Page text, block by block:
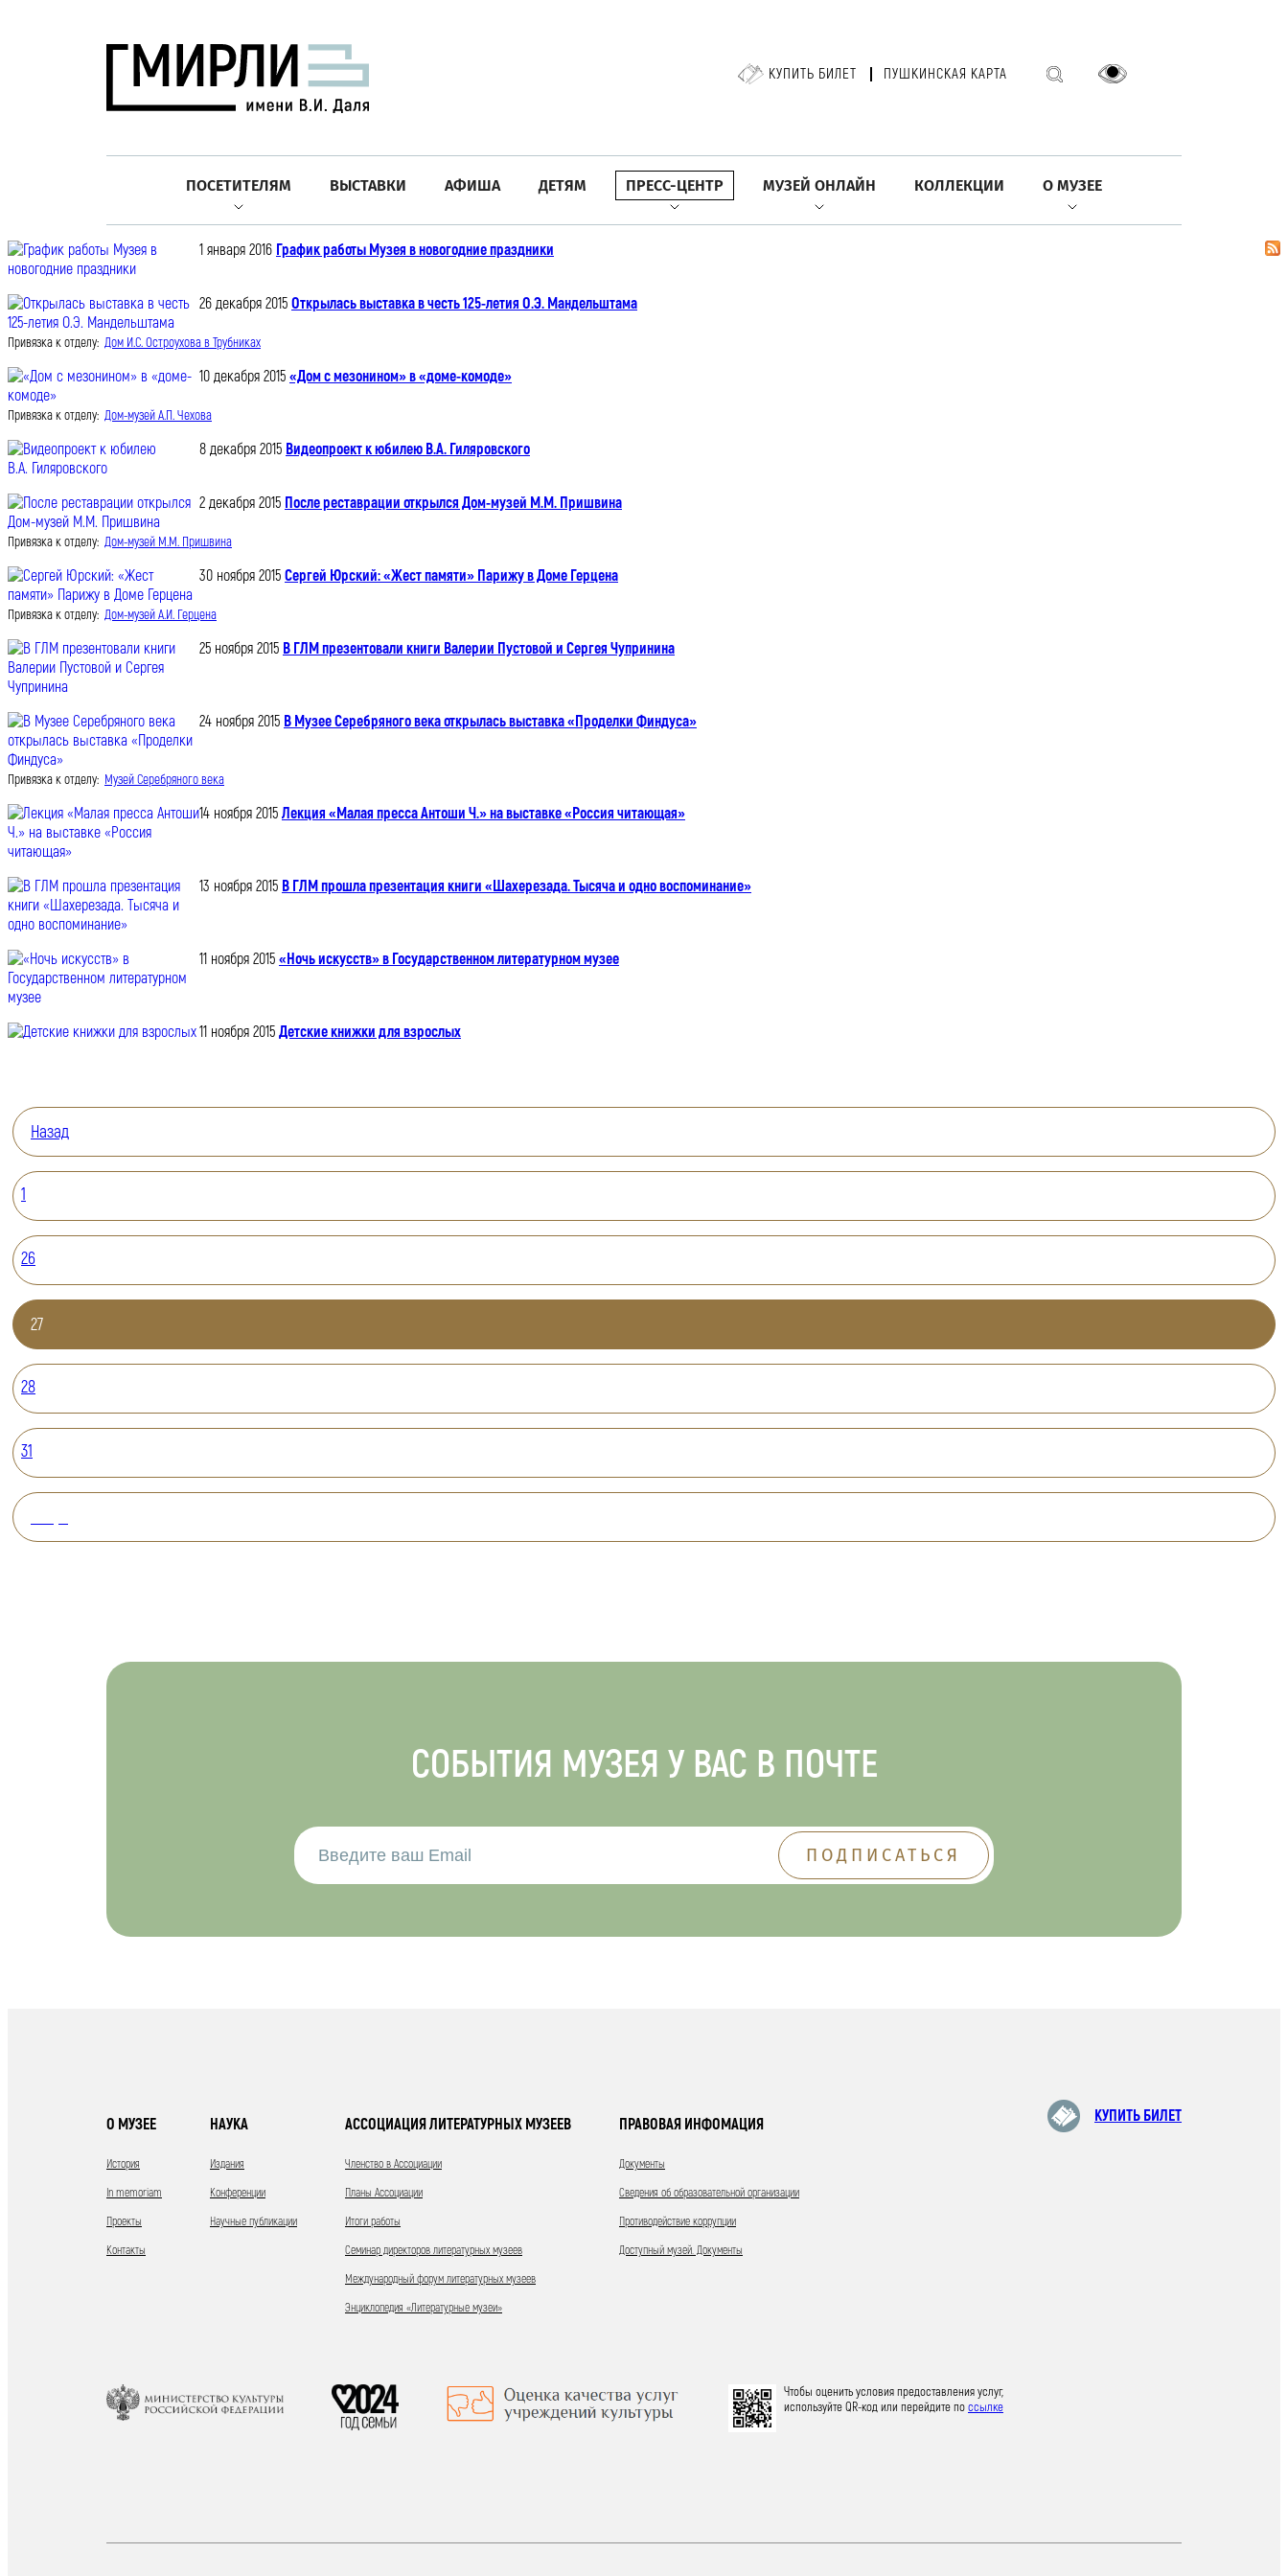
КУПИТЬ БИЛЕТ ПУШКИНСКАЯ КАРТА
ПОСЕТИТЕЛЯМ ВЫСТАВКИ АФИША ДЕТЯМ ПРЕСС-ЦЕНТР МУЗЕЙ ОНЛАЙН КОЛЛЕКЦИИ О МУЗЕЕ
1 января 2016 График работы Музея в новогодние праздники
26 декабря 2015 Открылась выставка в честь 125-летия О.Э. Мандельштама
Привязка к отделу: Дом И.С. Остроухова в Трубниках
10 декабря 2015 «Дом с мезонином» в «доме-комоде»
Привязка к отделу: Дом-музей А.П. Чехова
8 декабря 2015 Видеопроект к юбилею В.А. Гиляровского
2 декабря 2015 После реставрации открылся Дом-музей М.М. Пришвина
Привязка к отделу: Дом-музей М.М. Пришвина
30 ноября 2015 Сергей Юрский: «Жест памяти» Парижу в Доме Герцена
Привязка к отделу: Дом-музей А.И. Герцена
25 ноября 2015 В ГЛМ презентовали книги Валерии Пустовой и Сергея Чупринина
24 ноября 2015 В Музее Серебряного века открылась выставка «Проделки Финдуса»
Привязка к отделу: Музей Серебряного века
14 ноября 2015 Лекция «Малая пресса Антоши Ч.» на выставке «Россия читающая»
13 ноября 2015 В ГЛМ прошла презентация книги «Шахерезада. Тысяча и одно воспоминание»
11 ноября 2015 «Ночь искусств» в Государственном литературном музее
11 ноября 2015 Детские книжки для взрослых
Назад
1
26
27
28
31
СОБЫТИЯ МУЗЕЯ У ВАС В ПОЧТЕ
О МУЗЕЕ
История
In memoriam
Проекты
Контакты
НАУКА
Издания
Конференции
Научные публикации
АССОЦИАЦИЯ ЛИТЕРАТУРНЫХ МУЗЕЕВ
Членство в Ассоциации
Планы Ассоциации
Итоги работы
Семинар директоров литературных музеев
Международный форум литературных музеев
Энциклопедия «Литературные музеи»
ПРАВОВАЯ ИНФОМАЦИЯ
Документы
Сведения об образовательной организации
Противодействие коррупции
Доступный музей. Документы
КУПИТЬ БИЛЕТ
Чтобы оценить условия предоставления услуг,
используйте QR-код или перейдите поссылке